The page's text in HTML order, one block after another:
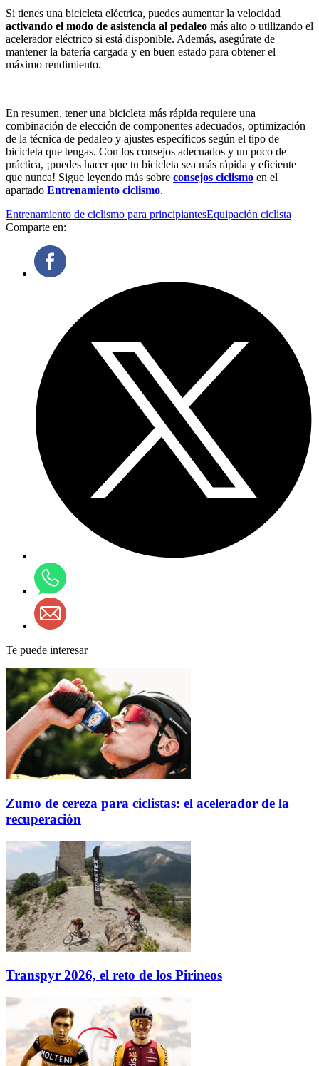
Si tienes una bicicleta eléctrica, puedes aumentar la velocidad
activando el modo de asistencia al pedaleo más alto o utilizando el
acelerador eléctrico si está disponible. Además, asegúrate de
mantener la batería cargada y en buen estado para obtener el
máximo rendimiento.
En resumen, tener una bicicleta más rápida requiere una
combinación de elección de componentes adecuados, optimización
de la técnica de pedaleo y ajustes específicos según el tipo de
bicicleta que tengas. Con los consejos adecuados y un poco de
práctica, ¡puedes hacer que tu bicicleta sea más rápida y eficiente
que nunca! Sigue leyendo más sobre consejos ciclismo en el
apartado Entrenamiento ciclismo.
Entrenamiento de ciclismo para principiantesEquipación ciclista
Comparte en:
Te puede interesar
Zumo de cereza para ciclistas: el acelerador de la
recuperación
Transpyr 2026, el reto de los Pirineos